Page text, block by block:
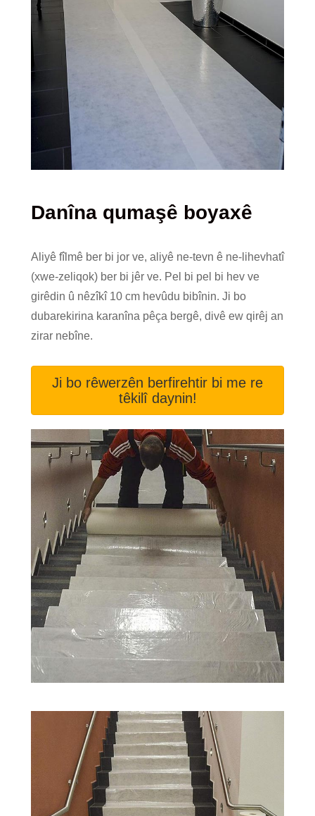
Danîna qumaşê boyaxê
Aliyê fîlmê ber bi jor ve, aliyê ne-tevn ê ne-lihevhatî
(xwe-zeliqok) ber bi jêr ve. Pel bi pel bi hev ve
girêdin û nêzîkî 10 cm hevûdu bibînin. Ji bo
dubarekirina karanîna pêça bergê, divê ew qirêj an
zirar nebîne.
Ji bo rêwerzên berfirehtir bi me re
têkilî daynin!